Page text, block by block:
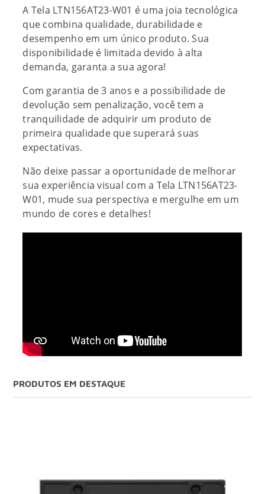
A Tela LTN156AT23-W01 é uma joia tecnológica
que combina qualidade, durabilidade e
desempenho em um único produto. Sua
disponibilidade é limitada devido à alta
demanda, garanta a sua agora!
Com garantia de 3 anos e a possibilidade de
devolução sem penalização, você tem a
tranquilidade de adquirir um produto de
primeira qualidade que superará suas
expectativas.
Não deixe passar a oportunidade de melhorar
sua experiência visual com a Tela LTN156AT23-
W01, mude sua perspectiva e mergulhe em um
mundo de cores e detalhes!
PRODUTOS EM DESTAQUE